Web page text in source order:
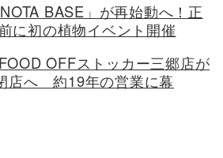
BASE」が再始動へ！正
に初の植物イベント開催
OFFストッカー三郷店が
店へ 約19年の営業に幕